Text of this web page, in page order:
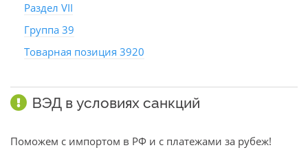
Раздел VII
Группа 39
Товарная позиция 3920
ВЭД в условиях санкций
Поможем с импортом в РФ и с платежами за рубеж!